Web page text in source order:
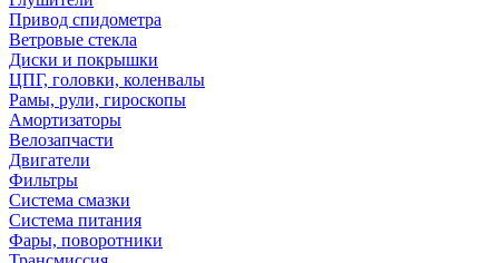
Привод спидометра
Ветровые стекла
Диски и покрышки
ЦПГ, головки, коленвалы
Рамы, рули, гироскопы
Амортизаторы
Велозапчасти
Двигатели
Фильтры
Система смазки
Система питания
Фары, поворотники